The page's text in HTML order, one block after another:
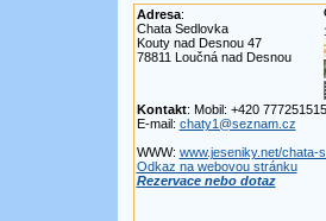
Adresa:
Chata Sedlovka
Kouty nad Desnou 47
78811 Loučná nad Desnou
Kontakt: Mobil: +420 777251515
E-mail: chaty1@seznam.cz
WWW: www.jeseniky.net/chata-
Odkaz na webovou stránku
Rezervace nebo dotaz